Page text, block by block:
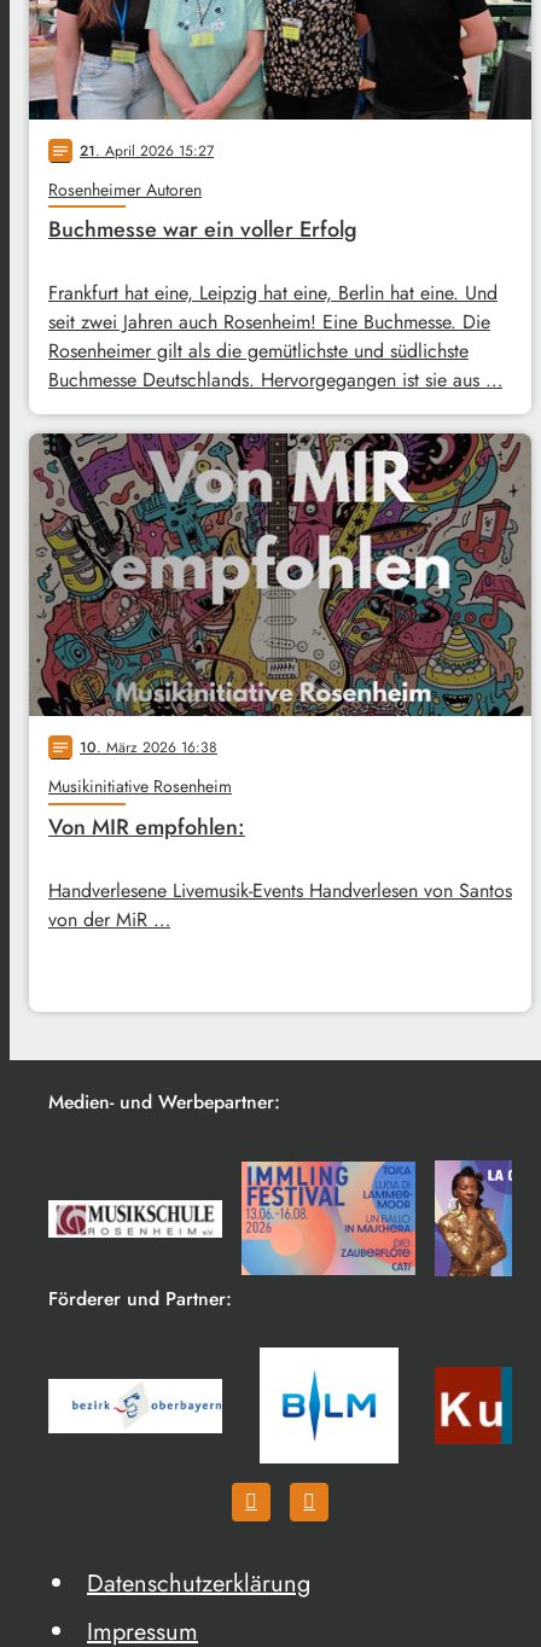
notes 21. April 2026 15:27
Rosenheimer Autoren
Buchmesse war ein voller Erfolg
Frankfurt hat eine, Leipzig hat eine, Berlin hat eine. Und
seit zwei Jahren auch Rosenheim! Eine Buchmesse. Die
Rosenheimer gilt als die gemütlichste und südlichste
Buchmesse Deutschlands. Hervorgegangen ist sie aus …
notes 10. März 2026 16:38
Musikinitiative Rosenheim
Von MIR empfohlen:
Handverlesene Livemusik-Events Handverlesen von Santos
von der MiR …
Medien- und Werbepartner:
Förderer und Partner:
Datenschutzerklärung
Impressum